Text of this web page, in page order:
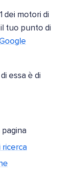
dei motori di
tuo punto di
essa è di